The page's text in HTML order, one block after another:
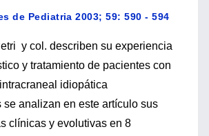
de Pediatria 2003; 59: 590 - 594
y col. describen su experiencia
y tratamiento de pacientes con
idiopática
se analizan en este artículo sus
clínicas y evolutivas en 8